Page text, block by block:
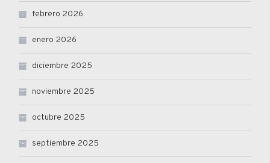
febrero 2026
enero 2026
diciembre 2025
noviembre 2025
octubre 2025
septiembre 2025